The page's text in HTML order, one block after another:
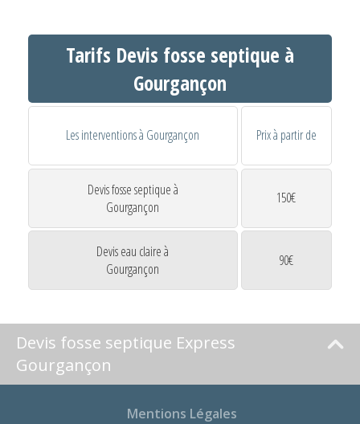
Tarifs Devis fosse septique à
Gourgançon
Les interventions à Gourgançon Prix à partir de
Devis fosse septique à
Gourgançon
150€
Devis eau claire à
Gourgançon
90€
Devis fosse septique Express
Gourgançon
Mentions Légales